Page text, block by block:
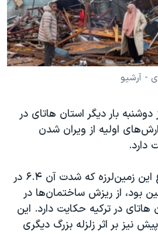
۲۰۲۴
اسرائیل
رهبری ایران
- آرشیو
دوشنبه بار دیگر استان هاتای در
اولیه از ویران شدن
دارد.
گزارش‌های تازه از وقوع این زمین‌لرزه که شدت آن ۶.۴ در
بود، از ریزش ساختمان‌ها در
در ترکیه حکایت دارد. این
نیز بر اثر زلزله‌ بزرگ دیگری